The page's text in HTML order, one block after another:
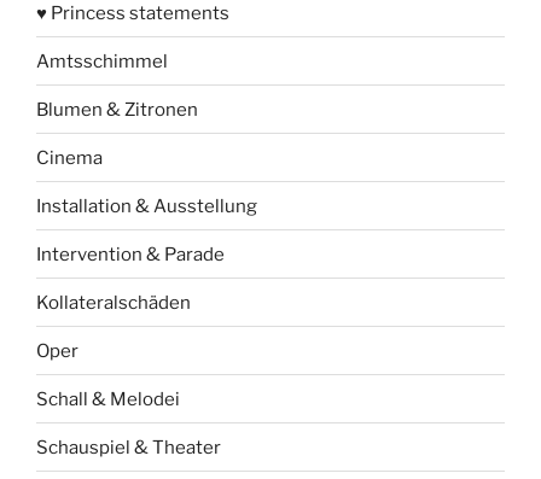
♥ Princess statements
Amtsschimmel
Blumen & Zitronen
Cinema
Installation & Ausstellung
Intervention & Parade
Kollateralschäden
Oper
Schall & Melodei
Schauspiel & Theater